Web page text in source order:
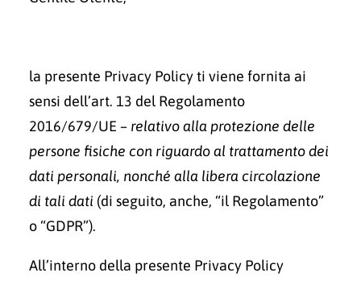
la presente Privacy Policy ti viene fornita ai
sensi dell’art. 13 del Regolamento
2016/679/UE – relativo alla protezione delle
persone fisiche con riguardo al trattamento dei
dati personali, nonché alla libera circolazione
di tali dati (di seguito, anche, “il Regolamento”
o “GDPR”).
All’interno della presente Privacy Policy